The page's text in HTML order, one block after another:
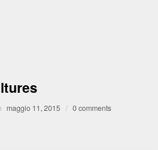
maggio 11, 2015 / 0 comments